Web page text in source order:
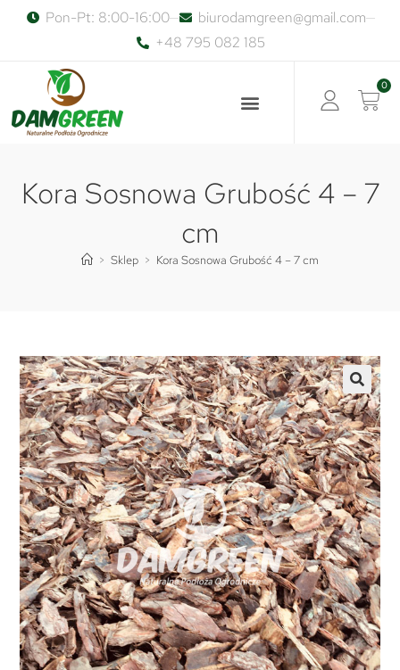
Pon-Pt: 8:00-16:00
biurodamgreen@gmail.com
+48 795 082 185
0
Kora Sosnowa Grubość 4 – 7
cm
> Sklep > Kora Sosnowa Grubość 4 – 7 cm